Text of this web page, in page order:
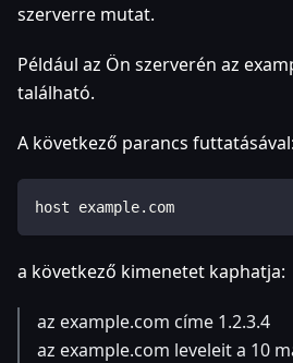
szerverre mutat.
Például az Ön szerverén az
található.
A következő parancs futtatásával:
host example.com
a következő kimenetet kaphatja:
az example.com címe 1.2.3.4
az example.com leveleit a 10